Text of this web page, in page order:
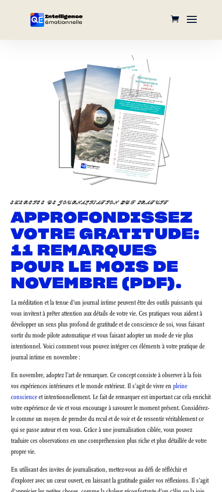
EXERCICE DE JOURNALISATION PDF GRATUIT
APPROFONDISSEZ
VOTRE GRATITUDE:
11 REMARQUES
POUR LE MOIS DE
NOVEMBRE (PDF).
La méditation et la tenue d’un journal intime peuvent être des outils puissants qui
vous invitent à prêter attention aux détails de votre vie. Ces pratiques vous aident à
développer un sens plus profond de gratitude et de conscience de soi, vous faisant
sortir du mode pilote automatique et vous faisant adopter un mode de vie plus
intentionnel. Voici comment vous pouvez intégrer ces éléments à votre pratique de
journal intime en novembre :
En novembre, adoptez l’art de remarquer. Ce concept consiste à observer à la fois
vos expériences intérieures et le monde extérieur. Il s’agit de vivre enpleine
conscienceet intentionnellement. Le fait de remarquer est important car cela enrichit
votre expérience de vie et vous encourage à savourer le moment présent. Considérez-
le comme un moyen de prendre du recul et de voir et de ressentir véritablement ce
qui se passe autour et en vous. Grâce à une journalisation ciblée, vous pouvez
traduire ces observations en une compréhension plus riche et plus détaillée de votre
propre vie.
En utilisant des invites de journalisation, mettez-vous au défi de réfléchir et
d’explorer avec un cœur ouvert, en laissant la gratitude guider vos réflexions. Il s’agit